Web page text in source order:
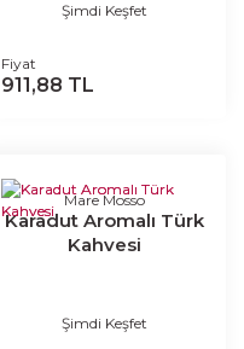
Şimdi Keşfet
Fiyat
911,88 TL
Mare Mosso
Karadut Aromalı Türk
Kahvesi
Şimdi Keşfet